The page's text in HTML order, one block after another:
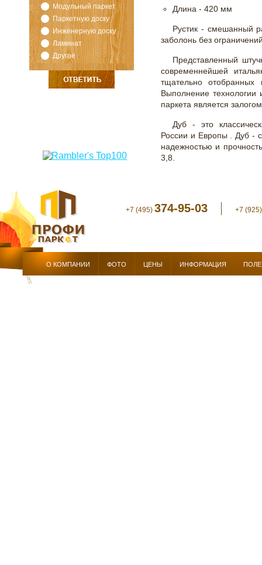
Модульный паркет
Паркетную доску
Инженерную доску
Ламинат
Другое
Длина - 420 мм
Рустик - смешанный
заболонь без
Представленный
современнейшей
тщательно отобранных
Выполнение технологии
паркета является
Дуб - это
России и Европы . Дуб -
надежностью и
3,8.
О КОМПАНИИ ФОТО ЦЕНЫ ИНФОРМАЦИЯ
+7 (495) 374-95-03 +7